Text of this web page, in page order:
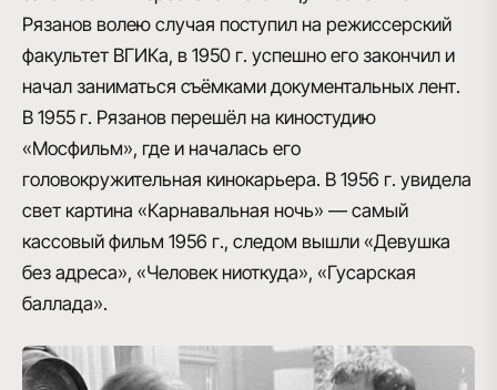
Рязанов волею случая поступил на режиссерский
факультет ВГИКа, в 1950 г. успешно его закончил и
начал заниматься съёмками документальных лент.
В 1955 г. Рязанов перешёл на киностудию
«Мосфильм», где и началась его
головокружительная кинокарьера. В 1956 г. увидела
свет картина «Карнавальная ночь» — самый
кассовый фильм 1956 г., следом вышли «Девушка
без адреса», «Человек ниоткуда», «Гусарская
баллада».